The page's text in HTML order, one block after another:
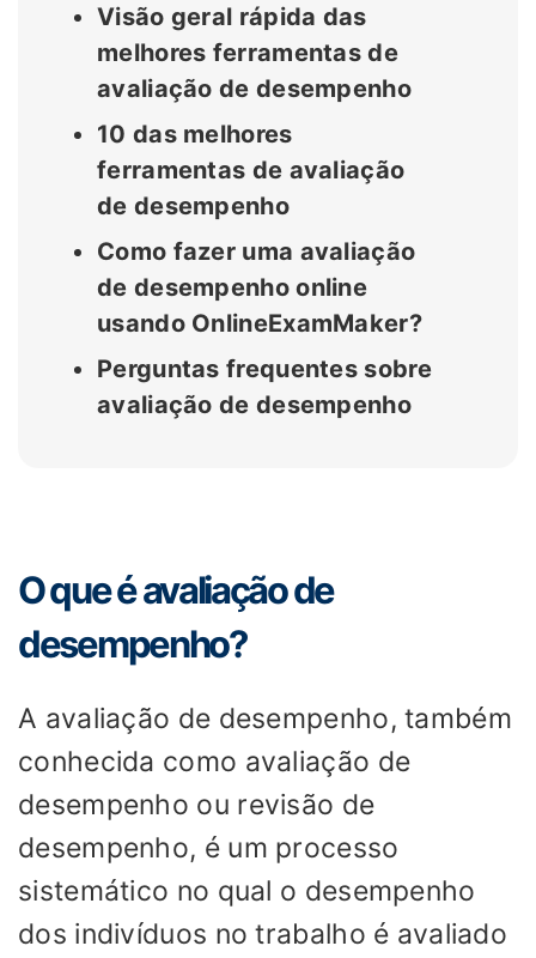
Visão geral rápida das
melhores ferramentas de
avaliação de desempenho
10 das melhores
ferramentas de avaliação
de desempenho
Como fazer uma avaliação
de desempenho online
usando OnlineExamMaker?
Perguntas frequentes sobre
avaliação de desempenho
O que é avaliação de
desempenho?
A avaliação de desempenho, também
conhecida como avaliação de
desempenho ou revisão de
desempenho, é um processo
sistemático no qual o desempenho
dos indivíduos no trabalho é avaliado